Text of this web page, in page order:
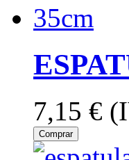
7,15 €
Comprar